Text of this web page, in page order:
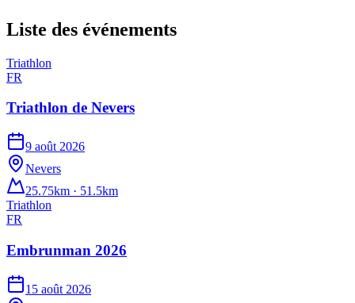
Liste des événements
Triathlon
FR
Triathlon de Nevers
9 août 2026
Nevers
25.75km · 51.5km
Triathlon
FR
Embrunman 2026
15 août 2026